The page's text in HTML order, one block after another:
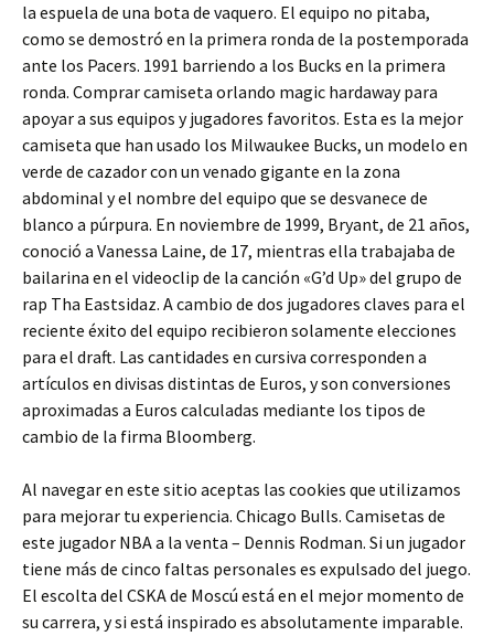
la espuela de una bota de vaquero. El equipo no pitaba,
como se demostró en la primera ronda de la postemporada
ante los Pacers. 1991 barriendo a los Bucks en la primera
ronda. Comprar camiseta orlando magic hardaway para
apoyar a sus equipos y jugadores favoritos. Esta es la mejor
camiseta que han usado los Milwaukee Bucks, un modelo en
verde de cazador con un venado gigante en la zona
abdominal y el nombre del equipo que se desvanece de
blanco a púrpura. En noviembre de 1999, Bryant, de 21 años,
conoció a Vanessa Laine, de 17, mientras ella trabajaba de
bailarina en el videoclip de la canción «G’d Up» del grupo de
rap Tha Eastsidaz. A cambio de dos jugadores claves para el
reciente éxito del equipo recibieron solamente elecciones
para el draft. Las cantidades en cursiva corresponden a
artículos en divisas distintas de Euros, y son conversiones
aproximadas a Euros calculadas mediante los tipos de
cambio de la firma Bloomberg.
Al navegar en este sitio aceptas las cookies que utilizamos
para mejorar tu experiencia. Chicago Bulls. Camisetas de
este jugador NBA a la venta – Dennis Rodman. Si un jugador
tiene más de cinco faltas personales es expulsado del juego.
El escolta del CSKA de Moscú está en el mejor momento de
su carrera, y si está inspirado es absolutamente imparable.